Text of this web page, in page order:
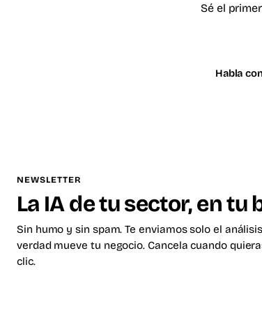
Sé el
Habla
NEWSLETTER
La IA de tu sector, en tu
Sin humo y sin spam. Te enviamos solo el
verdad mueve tu negocio. Cancela cuando
clic.